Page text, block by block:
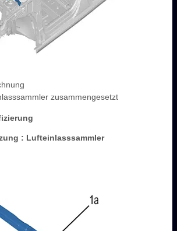
zusammengesetzt
: Lufteinlasssammler